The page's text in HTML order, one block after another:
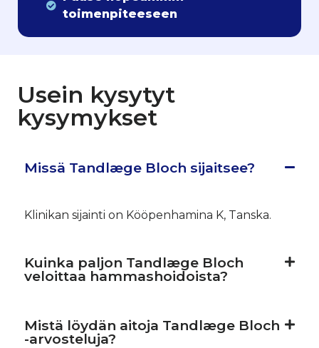
toimenpiteeseen
Usein kysytyt
kysymykset
Missä Tandlæge Bloch sijaitsee?
Klinikan sijainti on Kööpenhamina K, Tanska.
Kuinka paljon Tandlæge Bloch
veloittaa hammashoidoista?
Mistä löydän aitoja Tandlæge Bloch
-arvosteluja?